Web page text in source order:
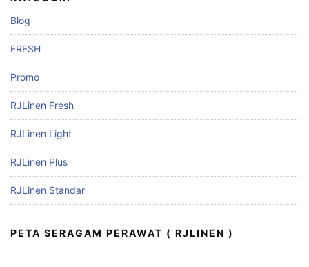
Blog
FRESH
Promo
RJLinen Fresh
RJLinen Light
RJLinen Plus
RJLinen Standar
PETA SERAGAM PERAWAT ( RJLINEN )